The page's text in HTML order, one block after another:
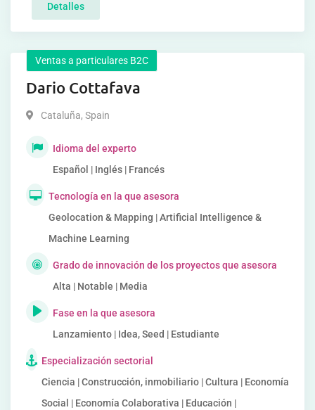
Detalles
Ventas a particulares B2C
Dario Cottafava
Cataluña, Spain
Idioma del experto
Español | Inglés | Francés
Tecnología en la que asesora
Geolocation & Mapping | Artificial Intelligence &
Machine Learning
Grado de innovación de los proyectos que asesora
Alta | Notable | Media
Fase en la que asesora
Lanzamiento | Idea, Seed | Estudiante
Especialización sectorial
Ciencia | Construcción, inmobiliario | Cultura | Economía
Social | Economía Colaborativa | Educación |